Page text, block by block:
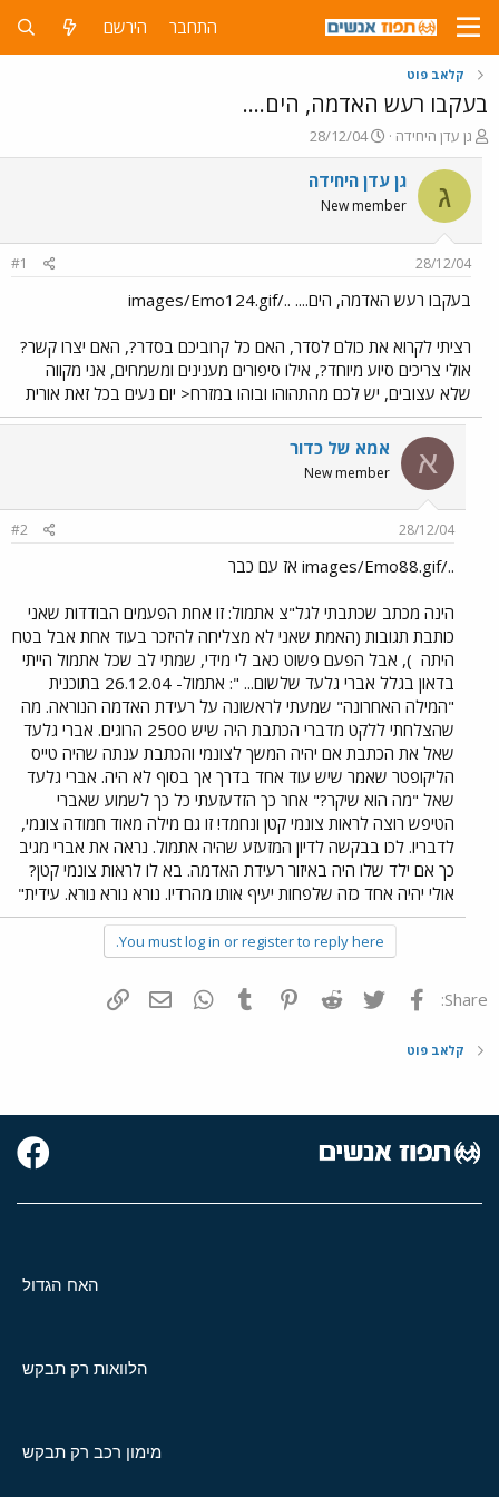
התחבר הירשם
קלאב פוט
בעקבו רעש האדמה, הים....
פ
ו
ת
ח
ה
ש
א
גן עדן היחידה
פ
ו
ר
ס
ם
ר
28/12/04
ג גן עדן היחידה
New member
28/12/04
#1
בעקבו רעש האדמה, הים.... ../images/Emo124.gif
רציתי לקרוא את כולם לסדר, האם כל קרוביכם בסדר?, האם יצרו קשר?
אולי צריכים סיוע מיוחד?, אילו סיפורים מענינים ומשמחים, אני מקווה
שלא עצובים, יש לכם מהתהוהו ובוהו במזרח< יום נעים בכל זאת אורית
א אמא של כדור
New member
28/12/04
#2
../images/Emo88.gif אז עם כבר
הינה מכתב שכתבתי לגל"צ אתמול: זו אחת הפעמים הבודדות שאני
כותבת תגובות (האמת שאני לא מצליחה להיזכר בעוד אחת אבל בטח
היתה ), אבל הפעם פשוט כאב לי מידי, שמתי לב שכל אתמול הייתי
בדאון בגלל אברי גלעד שלשום... ": אתמול- 26.12.04 בתוכנית
"המילה האחרונה" שמעתי לראשונה על רעידת האדמה הנוראה. מה
שהצלחתי ללקט מדברי הכתבת היה שיש 2500 הרוגים. אברי גלעד
שאל את הכתבת אם יהיה המשך לצונמי והכתבת ענתה שהיה טייס
הליקופטר שאמר שיש עוד אחד בדרך אך בסוף לא היה. אברי גלעד
שאל "מה הוא שיקר?" אחר כך הזדעזעתי כל כך לשמוע שאברי
הטיפש רוצה לראות צונמי קטן ונחמד! זו גם מילה מאוד חמודה צונמי,
לדבריו. לכו בבקשה לדיון המזעזע שהיה אתמול. נראה את אברי מגיב
כך אם ילד שלו היה באיזור רעידת האדמה. בא לו לראות צונמי קטן?
אולי יהיה אחד כזה שלפחות יעיף אותו מהרדיו. נורא נורא נורא. עידית"
You must log in or register to reply here.
Share: פייסבוק Twitter
Reddit
Pinterest
Tumblr
WhatsAppדואר אלקטרוני
קלאב פוט
האח הגדול
הלוואות רק תבקש
מימון רכב רק תבקש